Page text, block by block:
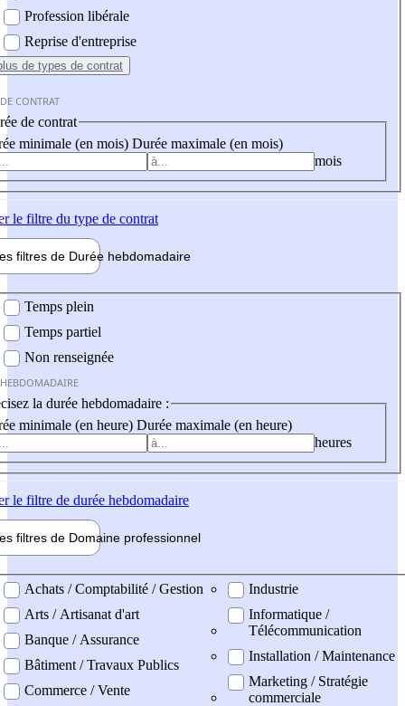
Profession libérale
Reprise d'entreprise
de types de contrat
CONTRAT
de contrat
minimale (en mois) Durée maximale (en mois)
mois
le filtre du type de contrat
filtres de Durée hebdomadaire
Temps plein
Temps partiel
Non renseignée
la durée hebdomadaire :
minimale (en heure) Durée maximale (en heure)
heures
le filtre de durée hebdomadaire
filtres de Domaine professionnel
professionel
Achats / Comptabilité / Gestion
Arts / Artisanat d'art
Banque / Assurance
Bâtiment / Travaux Publics
Commerce / Vente
Industrie
Informatique /
Télécommunication
Installation / Maintenance
Marketing / Stratégie
commerciale